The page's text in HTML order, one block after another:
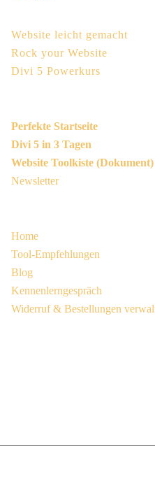
Website leicht gemacht
Rock your Website
Divi 5 Powerkurs
Perfekte Startseite
Divi 5 in 3 Tagen
Website Toolkiste (Dokument)
Newsletter
Home
Tool-Empfehlungen
Blog
Kennenlerngespräch
Widerruf & Bestellungen